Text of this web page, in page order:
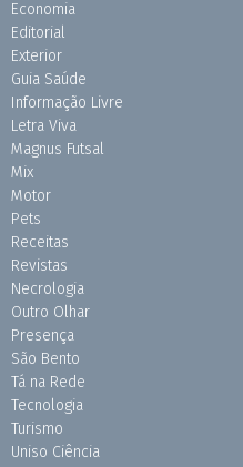
Economia
Editorial
Exterior
Guia Saúde
Informação Livre
Letra Viva
Magnus Futsal
Mix
Motor
Pets
Receitas
Revistas
Necrologia
Outro Olhar
Presença
São Bento
Tá na Rede
Tecnologia
Turismo
Uniso Ciência